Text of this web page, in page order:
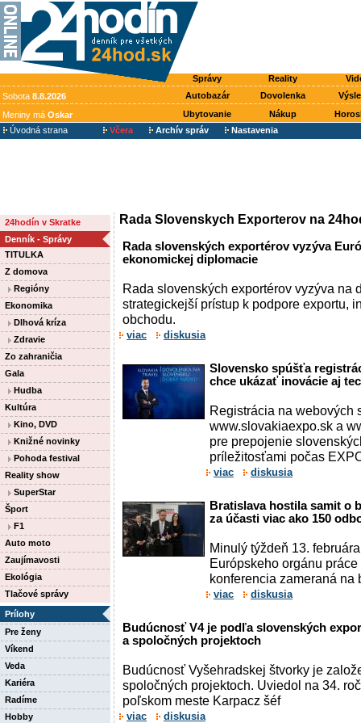
Správy Reality
Sobota 8.8.2026 Autobazár Dovolenka
Meniny má Oskar Ubytovanie Nákup
Úvodná strana
Včera Archív správ Nastavenia
24hodín v Skratke
Denník - Správy
TITULKA
Z domova
Regióny
Ekonomika
Dlhová kríza
Zdravie
Zo zahraničia
Gala
Hudba
Kultúra
Kino, DVD
Knižné novinky
Pohoda festival
Reality show
SuperStar
Šport
F1
Auto moto
Zaujímavosti
Ekológia
Tlačové správy
Prílohy
Pre ženy
Víkend
Veda
Kariéra
Radíme
Hobby
Rada Slovenskych Exporterov na
Rada slovenských exportérov vyzýva
ekonomickej diplomacie
Rada slovenských exportérov vyzýva na
strategickejší prístup k podpore exportu,
obchodu.
viac diskusia
Slovensko spúšťa
chce ukázať inovácie aj
Registrácia na webových
www.slovakiaexpo.sk a
pre prepojenie
príležitosťami počas
viac diskusia
Bratislava hostila samit o
za účasti viac ako 150
Minulý týždeň 13.
Európskeho orgánu
konferencia zameraná na
viac diskusia
Budúcnosť V4 je podľa slovenských
a spoločných projektoch
Budúcnosť Vyšehradskej štvorky je
spoločných projektoch. Uviedol na 34.
poľskom meste Karpacz šéf
viac diskusia